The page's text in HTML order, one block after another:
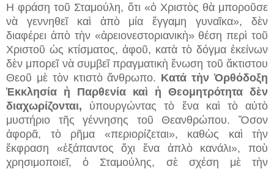
Η φράση τοῦ Σταμούλη, ὅτι «ὁ Χριστὸς θὰ μποροῦσε
νὰ γεννηθεῖ καὶ ἀπὸ μία ἔγγαμη γυναῖκα», δὲν
διαφέρει ἀπὸ τὴν «ἀρειονεστοριανικὴ» θέση περὶ τοῦ
Χριστοῦ ὡς κτίσματος, ἀφοῦ, κατὰ τὸ δόγμα ἐκείνων
δὲν μπορεῖ νὰ συμβεῖ πραγματικὴ ἕνωση τοῦ ἄκτιστου
Θεοῦ μὲ τὸν κτιστὸ ἄνθρωπο. Κατά τὴν Ὀρθόδοξη
Ἐκκλησία ἡ Παρθενία καὶ ἡ Θεομητρότητα δὲν
διαχωρίζονται, ὑπουργώντας τὸ ἕνα καὶ τὸ αὐτὸ
μυστήριο τῆς γέννησης τοῦ Θεανθρώπου. Ὅσον
ἀφορᾶ, τὸ ρῆμα «περιορίζεται», καθὼς καὶ τὴν
ἔκφραση «ἐξάπαντος ὄχι ἕνα ἁπλὸ κανάλι», ποὺ
χρησιμοποιεῖ, ὁ Σταμούλης, σὲ σχέση μὲ τὴν